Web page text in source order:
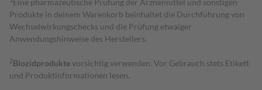
Eine pharmazeutische Prüfung der Arzneimittel und sonstigen
Produkte in deinem Warenkorb beinhaltet die Durchführung von
Wechselwirkungschecks und die Prüfung etwaiger
Anwendungshinweise des Herstellers.
2Biozidproduktevorsichtig verwenden. Vor Gebrauch stets Etikett
und Produktinformationen lesen.